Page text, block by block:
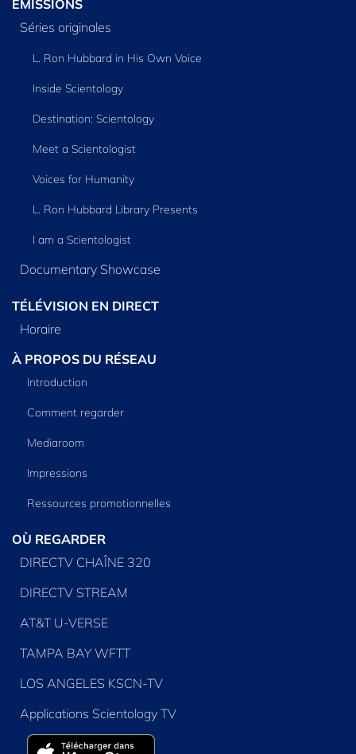
ÉMISSIONS
Séries originales
L. Ron Hubbard in His Own Voice
Inside Scientology
Destination: Scientology
Meet a Scientologist
Voices for Humanity
L. Ron Hubbard Library Presents
I am a Scientologist
Documentary Showcase
TÉLÉVISION EN DIRECT
Horaire
À PROPOS DU RÉSEAU
Introduction
Comment regarder
Mediaroom
Impressions
Ressources promotionnelles
OÙ REGARDER
DIRECTV CHAÎNE 320
DIRECTV STREAM
AT&T U-VERSE
TAMPA BAY WFTT
LOS ANGELES KSCN-TV
Applications Scientology TV